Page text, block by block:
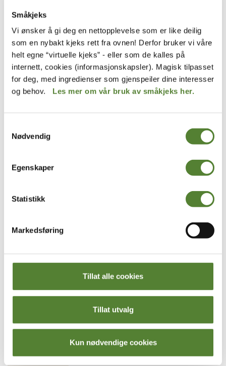
Småkjeks
Vi ønsker å gi deg en nettopplevelse som er like deilig
som en nybakt kjeks rett fra ovnen! Derfor bruker vi våre
helt egne “virtuelle kjeks” - eller som de kalles på
internett, cookies (informasjonskapsler). Magisk tilpasset
for deg, med ingredienser som gjenspeiler dine interesser
og behov. Les mer om vår bruk av småkjeks her.
Nødvendig
Egenskaper
Statistikk
Markedsføring
Tillat alle cookies
Tillat utvalg
Kun nødvendige cookies
Utendørs, Vannaktiviteter
Overfloden
Utendørs, Vannaktiviteter